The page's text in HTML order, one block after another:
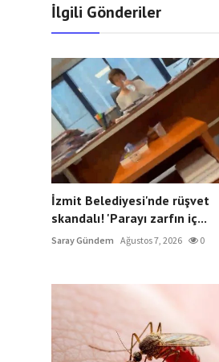
İlgili Gönderiler
İzmit Belediyesi'nde rüşvet
skandalı! 'Parayı zarfın iç...
Saray Gündem Ağustos 7, 2026 0